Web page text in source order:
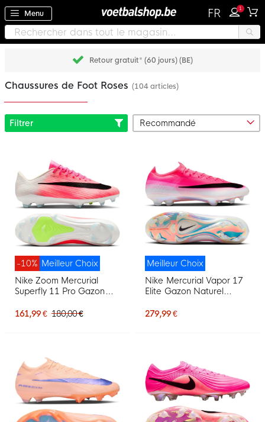
Menu FR 1
Retour gratuit* (60 jours) (BE)
Chaussures de Foot Roses (104 articles)
Filtrer
Meilleur Choix
-10%
Nike Zoom Mercurial
Superfly 11 Pro Gazon
Foot (FG) Rose Vif Blanc
161,99 € 180,00 €
Meilleur Choix
Nike Mercurial Vapor 17
Elite Gazon Naturel
Rose Vif Blanc Noir
279,99 €